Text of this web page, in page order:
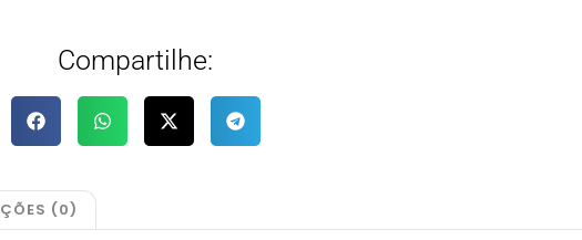
Compartilhe:
(0)